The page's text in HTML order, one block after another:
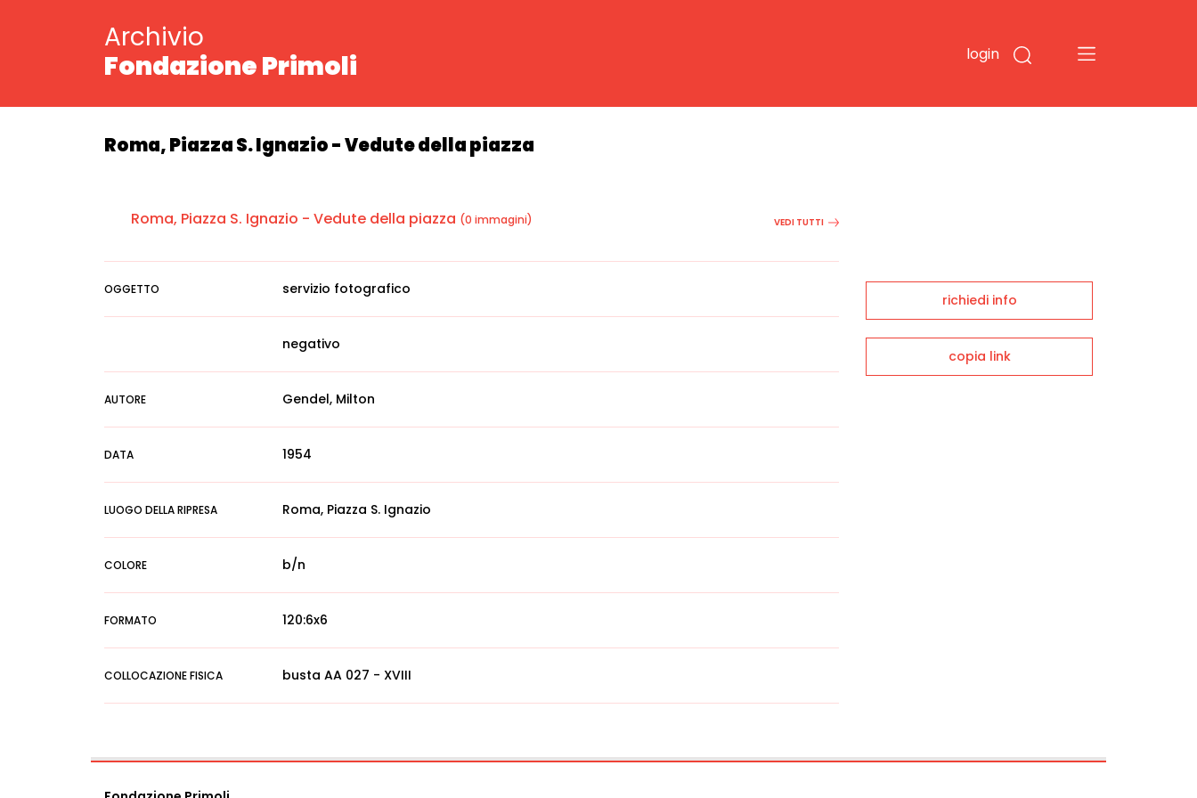
Archivio
Fondazione Primoli
login
Roma, Piazza S. Ignazio - Vedute della piazza
Roma, Piazza S. Ignazio - Vedute della piazza (0 immagini) VEDI TUTTI
OGGETTO servizio fotografico
negativo
AUTORE Gendel, Milton
DATA 1954
LUOGO DELLA RIPRESA Roma, Piazza S. Ignazio
COLORE b/n
FORMATO 120:6x6
COLLOCAZIONE FISICA busta AA 027 - XVIII
richiedi info
copia link